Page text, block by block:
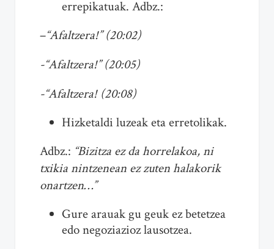
errepikatuak. Adbz.:
–“Afaltzera!” (20:02)
-“Afaltzera!” (20:05)
-“Afaltzera! (20:08)
Hizketaldi luzeak eta erretolikak.
Adbz.: “Bizitza ez da horrelakoa, ni
txikia nintzenean ez zuten halakorik
onartzen…”
Gure arauak gu geuk ez betetzea
edo negoziazioz lausotzea.